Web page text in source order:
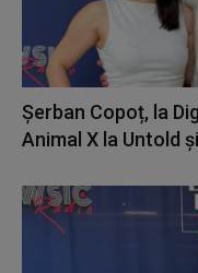
Șerban Copoț, la
Animal X la Untold